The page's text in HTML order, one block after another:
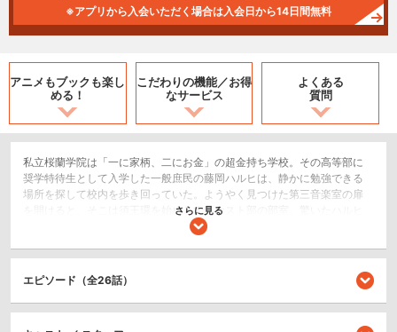
※アプリから入会いただく場合は入会日から14日間無料
アニメもブックも楽し
める！
こだわりの機能／お得
なサービス
よくある
質問
私立桜蘭学院は「一に家柄、二にお金」の超金持ち学校。その高等部に
奨学特待生として入学した一般庶民の藤岡ハルヒは、静かに勉強できる
場所を探して校内を歩き回っていた。ようやく見つけた第三音楽室の扉
を開けると、そこは須王環を始めとするホスト部の部室。驚いたハルヒ
は、誤って800万円相当の花瓶を割ってしまう。当然弁償などできる訳も
とに。ところが、みすぼらしい格好をしていたハルヒをきちんとさせた
ところ、誰もが振り向く美少年に大変身。雑用係から一転、今度は「100
人の指名客を集められたらチャラ」という命令を下され、ホストとして
働くこととなる。右も左も分からないハルヒであったが、意外や意外、
さらに見る
エピソード（全26話）